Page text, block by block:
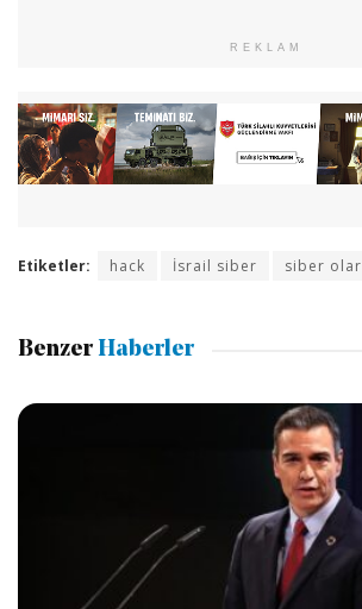
REKLAM
Etiketler: hack İsrail siber siber olar
Benzer Haberler